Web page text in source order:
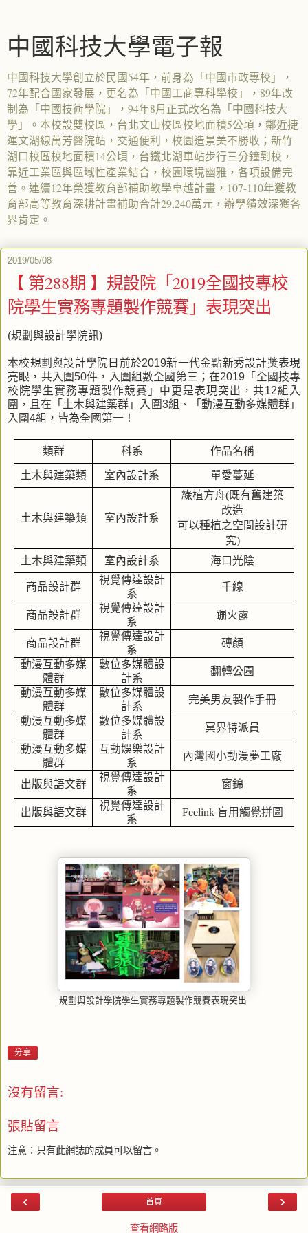
中國科技大學電子報
中國科技大學創立於民國54年，前身為「中國市政專校」，
72年配合國家發展，更名為「中國工商專科學校」，89年改
制為「中國技術學院」，94年8月正式改名為「中國科技大
學」。本校設雙校區，台北文山校區校地面積5公頃，鄰近捷
運文湖線萬芳醫院站，交通便利，校園造景美不勝收；新竹
湖口校區校地面積14公頃，台鐵北湖車站步行三分鐘到校，
靠近工業區與區域性產業結合，校園環境幽雅，各項設備完
善。連續12年榮獲教育部補助教學卓越計畫，107-110年獲教
育部高等教育深耕計畫補助合計29,240萬元，辦學績效深獲各
界肯定。
2019/05/08
【 第288期 】規設院「2019全國技專校
院學生實務專題製作競賽」表現突出
(規劃與設計學院訊)
本校規劃與設計學院日前於2019新一代金點新秀設計獎表現
亮眼，共入圍50件，入圍組數全國第三；在2019「全國技專
校院學生實務專題製作競賽」中更是表現突出，共12組入
圍，且在「土木與建築群」入圍3組、「動漫互動多媒體群」
入圍4組，皆為全國第一！
類群 科系 作品名稱
土木與建築類 室內設計系 單愛蔓延
土木與建築類 室內設計系
綠植方舟(既有舊建築
改造
可以種植之空間設計研
究)
土木與建築類
室內設計系 海口光陰
商品設計群
視覺傳達設計
系
千線
商品設計群
視覺傳達設計
系
蹦火露
商品設計群
視覺傳達設計
系
磚顏
動漫互動多媒
體群
數位多媒體設
計系
翻轉公園
動漫互動多媒
體群
數位多媒體設
計系
完美男友製作手冊
動漫互動多媒
體群
數位多媒體設
計系
冥界特派員
動漫互動多媒
體群
互動娛樂設計
系
內灣國小動漫夢工廠
出版與語文群
視覺傳達設計
系
窗錦
出版與語文群
視覺傳達設計
系
Feelink 盲用觸覺拼圖
規劃與設計學院學生實務專題製作競賽表現突出
分享
沒有留言:
張貼留言
注意：只有此網誌的成員可以留言。
‹ ›
首頁
查看網路版